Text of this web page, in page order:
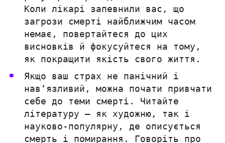
Коли лікарі запевнили вас, що
загрози смерті найближчим часом
немає, повертайтеся до цих
висновків й фокусуйтеся на тому,
як покращити якість свого життя.
Якщо ваш страх не панічний і
нав‘язливий, можна почати привчати
себе до теми смерті. Читайте
літературу — як художню, так і
науково-популярну, де описується
смерть і помирання. Говоріть про